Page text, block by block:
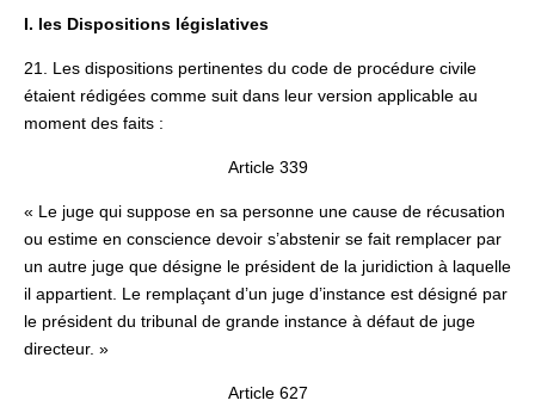
I. les Dispositions législatives
21. Les dispositions pertinentes du code de procédure civile
étaient rédigées comme suit dans leur version applicable au
moment des faits :
Article 339
« Le juge qui suppose en sa personne une cause de récusation
ou estime en conscience devoir s’abstenir se fait remplacer par
un autre juge que désigne le président de la juridiction à laquelle
il appartient. Le remplaçant d’un juge d’instance est désigné par
le président du tribunal de grande instance à défaut de juge
directeur. »
Article 627